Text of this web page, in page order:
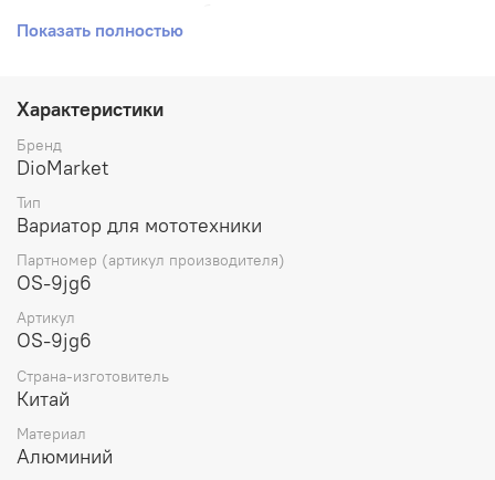
мощность двигателя, а также обеспечивать плавный
вариатор перестраивает свой профиль, за счет чего
устанавливаются новые скорости и мощность двигателя.
Вариатор на скутере необходимо менять, когда
начинаются следующие проблемы: - Сильно
"пробуксовывать" на подъемах - При разгоне мотор стал
более шумным - При разгоне скутера на больших
скоростях он начинает дергаться. Если вы заметили
хотя бы один из этих признаков, то необходимо
заменить вариатор на скутере.
Показать полностью
Характеристики
Бренд
DioMarket
Тип
Вариатор для мототехники
Партномер (артикул производителя)
OS-9jg6
Артикул
OS-9jg6
Страна-изготовитель
Китай
Материал
Алюминий